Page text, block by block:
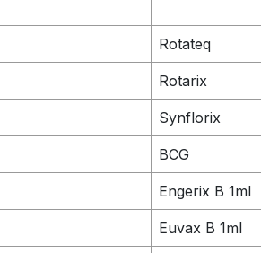
Rotateq
Rotarix
Synflorix
BCG
Engerix B 1ml
Euvax B 1ml